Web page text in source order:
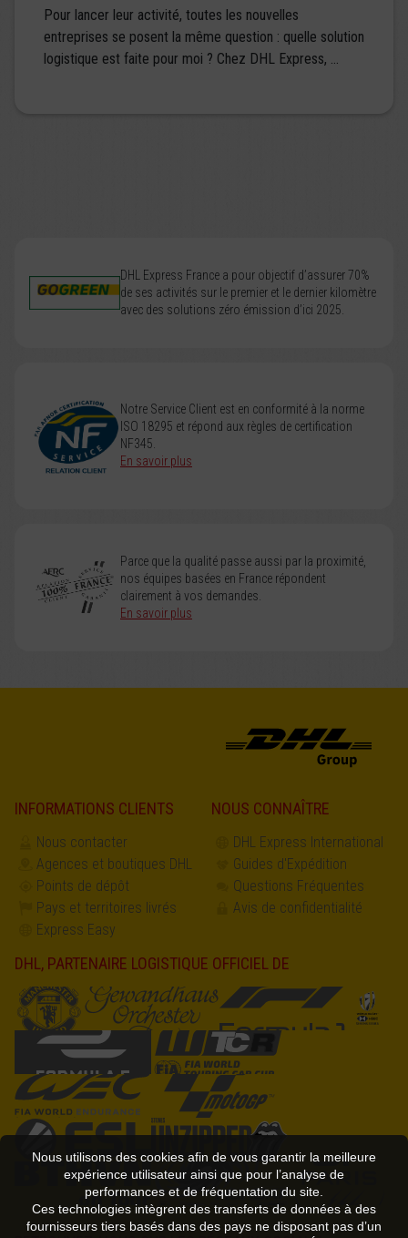
Pour lancer leur activité, toutes les nouvelles
entreprises se posent la même question : quelle solution
logistique est faite pour moi ? Chez DHL Express, ...
DHL Express France a pour objectif d’assurer 70%
de ses activités sur le premier et le dernier kilomètre
avec des solutions zéro émission d’ici 2025.
Notre Service Client est en conformité à la norme
ISO 18295 et répond aux règles de certification
NF345.
En savoir plus
Parce que la qualité passe aussi par la proximité,
nos équipes basées en France répondent
clairement à vos demandes.
En savoir plus
INFORMATIONS CLIENTS
Nous contacter
Agences et boutiques DHL
Points de dépôt
Pays et territoires livrés
Express Easy
NOUS CONNAÎTRE
DHL Express International
Guides d'Expédition
Questions Fréquentes
Avis de confidentialité
DHL, PARTENAIRE LOGISTIQUE OFFICIEL DE
Nous utilisons des cookies afin de vous garantir la meilleure
expérience utilisateur ainsi que pour l’analyse de
performances et de fréquentation du site.
Ces technologies intègrent des transferts de données à des
fournisseurs tiers basés dans des pays ne disposant pas d’un